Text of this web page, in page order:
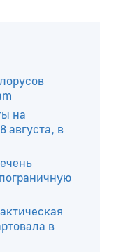
на
августа, в
в